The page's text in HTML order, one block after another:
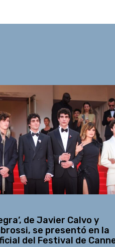
de Javier Calvo y
se presentó en la
del Festival de